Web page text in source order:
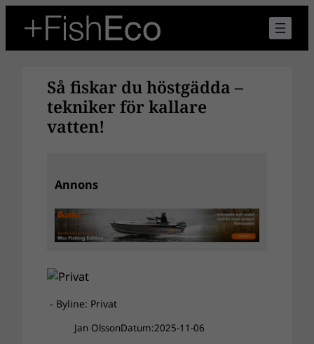
innehåll
Så fiskar du höstgädda –
tekniker för kallare
vatten!
Annons
- Byline: Privat
Jan OlssonDatum:2025-11-06